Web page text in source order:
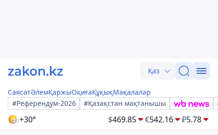
Қаз
СаясатӘлемҚаржыОқиғаҚұқықМақалалар
#Референдум-2026
#Қазақстан мақтанышы
+30° $469.85 €542.16 ₽5.78